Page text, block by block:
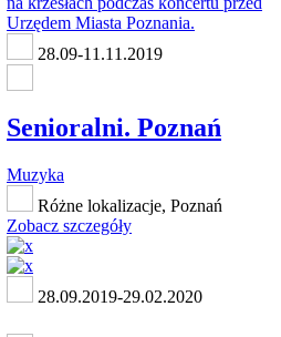
28.09-11.11.2019
Senioralni. Poznań
Muzyka
Różne lokalizacje, Poznań
Zobacz szczegóły
28.09.2019-29.02.2020